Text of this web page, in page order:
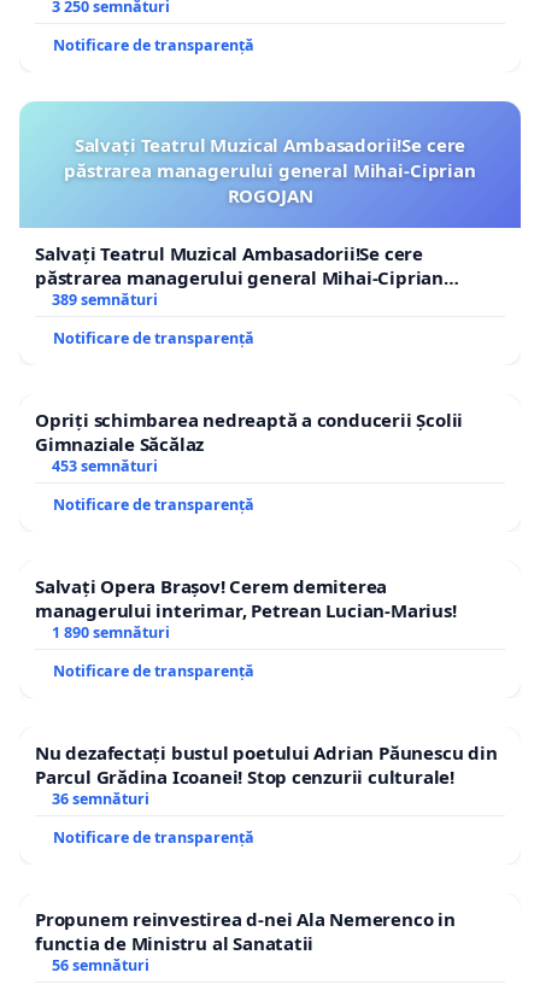
3 250 semnături
Notificare de transparență
Salvați Teatrul Muzical Ambasadorii!Se cere
păstrarea managerului general Mihai-Ciprian
ROGOJAN
Salvați Teatrul Muzical Ambasadorii!Se cere
păstrarea managerului general Mihai-Ciprian
ROGOJAN
389 semnături
Notificare de transparență
Opriți schimbarea nedreaptă a conducerii Școlii
Gimnaziale Săcălaz
453 semnături
Notificare de transparență
Salvați Opera Brașov! Cerem demiterea
managerului interimar, Petrean Lucian-Marius!
1 890 semnături
Notificare de transparență
Nu dezafectați bustul poetului Adrian Păunescu din
Parcul Grădina Icoanei! Stop cenzurii culturale!
36 semnături
Notificare de transparență
Propunem reinvestirea d-nei Ala Nemerenco in
functia de Ministru al Sanatatii
56 semnături